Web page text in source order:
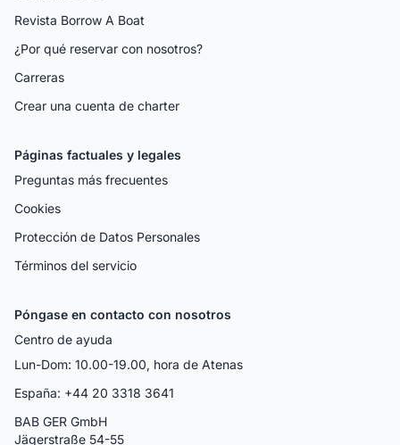
Revista Borrow A Boat
¿Por qué reservar con nosotros?
Carreras
Crear una cuenta de charter
Páginas factuales y legales
Preguntas más frecuentes
Cookies
Protección de Datos Personales
Términos del servicio
Póngase en contacto con nosotros
Centro de ayuda
Lun-Dom: 10.00-19.00, hora de Atenas
España: +44 20 3318 3641
BAB GER GmbH
Jägerstraße 54-55